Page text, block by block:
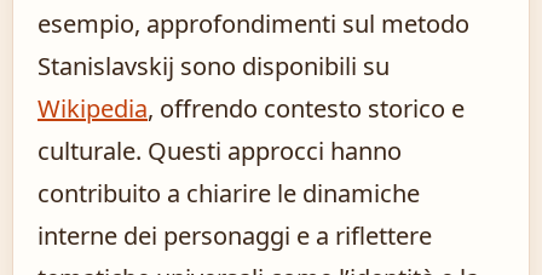
esempio, approfondimenti sul metodo
Stanislavskij sono disponibili su
Wikipedia, offrendo contesto storico e
culturale. Questi approcci hanno
contribuito a chiarire le dinamiche
interne dei personaggi e a riflettere